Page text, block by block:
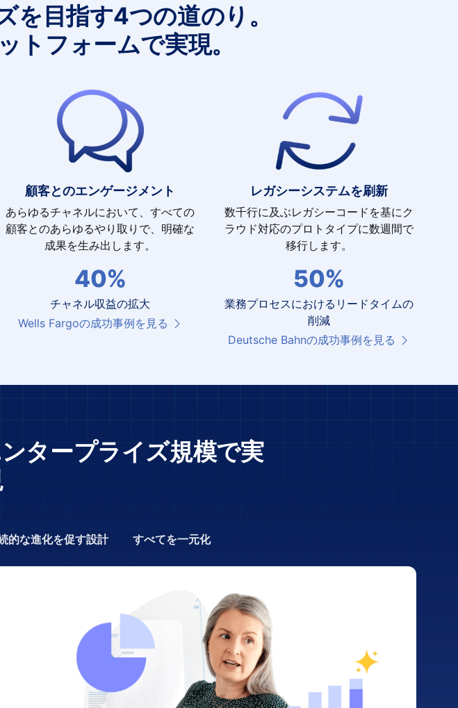
を目指す4つの道のり。
トフォームで実現。
顧客とのエンゲージメント
あらゆるチャネルにおいて、すべての
顧客とのあらゆるやり取りで、明確な
成果を生み出します。
40%
チャネル収益の拡大
Wells Fargoの成功事例を見る
レガシーシステムを刷新
数千行に及ぶレガシーコードを基にク
ラウド対応のプロトタイプに数週間で
移行します。
50%
業務プロセスにおけるリードタイムの
削減
Deutsche Bahnの成功事例を見る
タープライズ規模で実
的な進化を促す設計 すべてを一元化